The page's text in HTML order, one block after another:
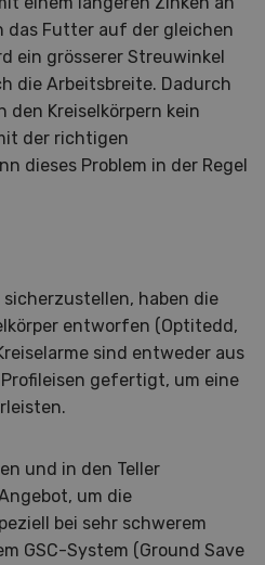
das Futter auf der gleichen
ein grösserer Streuwinkel
die Arbeitsbreite. Dadurch
Kreiselkörpern kein
der richtigen
dieses Problem in der Regel
haben die
entworfen (Optitedd,
sind entweder aus
gefertigt, um eine
und in den Teller
um die
bei sehr schwerem
GSC-System (Ground Save